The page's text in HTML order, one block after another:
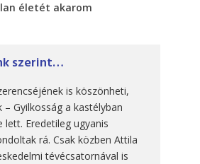
életét akarom
szerint…
is köszönheti,
– Gyilkosság a kastélyban
Eredetileg ugyanis
rá. Csak közben Attila
tévécsatornával is